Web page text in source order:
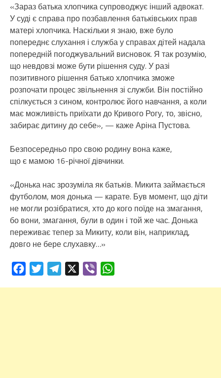
«Зараз батька хлопчика супроводжує інший адвокат.
У суді є справа про позбавлення батьківських прав
матері хлопчика. Наскільки я знаю, вже було
попереднє слухання і служба у справах дітей надала
попередній погоджувальний висновок. Я так розумію,
що невдовзі може бути рішення суду. У разі
позитивного рішення батько хлопчика зможе
розпочати процес звільнення зі служби. Він постійно
спілкується з сином, контролює його навчання, а коли
має можливість приїхати до Кривого Рогу, то, звісно,
забирає дитину до себе», — каже Аріна Пустова.
Безпосередньо про свою родину вона каже,
що є мамою 16-річної дівчинки.
«Донька нас зрозуміла як батьків. Микита займається
футболом, моя донька — карате. Був момент, що діти
не могли розібратися, хто до кого поїде на змагання,
бо вони, змагання, були в один і той же час. Донька
переживає тепер за Микиту, коли він, наприклад,
довго не бере слухавку…»
FacebookTwitterTelegram Viber